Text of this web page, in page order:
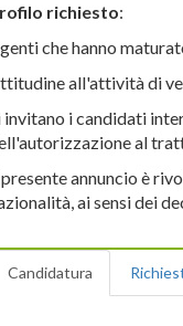
richiesto:
che hanno
all'attività di
invitano i candidati
al
annuncio è
ai sensi dei
Candidatura